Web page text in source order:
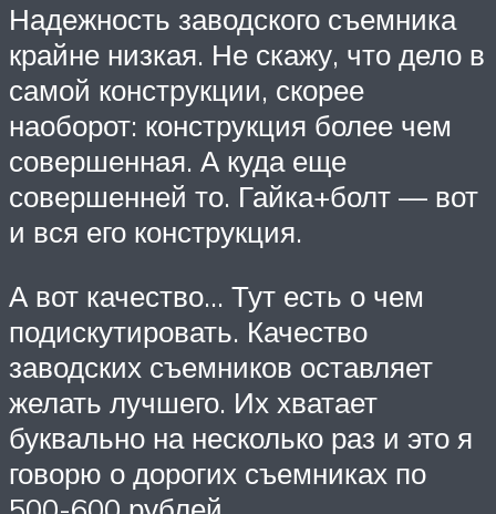
Надежность заводского съемника
крайне низкая. Не скажу, что дело в
самой конструкции, скорее
наоборот: конструкция более чем
совершенная. А куда еще
совершенней то. Гайка+болт — вот
и вся его конструкция.
А вот качество… Тут есть о чем
подискутировать. Качество
заводских съемников оставляет
желать лучшего. Их хватает
буквально на несколько раз и это я
говорю о дорогих съемниках по